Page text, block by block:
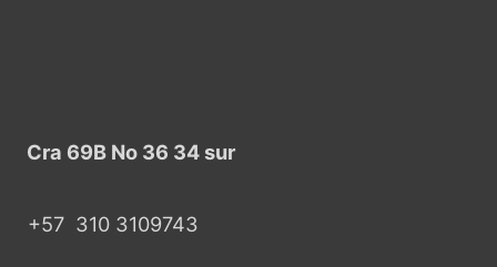
Cra 69B No 36 34 sur
+57 310 3109743